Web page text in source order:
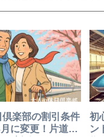
楽部の割引条件
に変更！片道
初
ン